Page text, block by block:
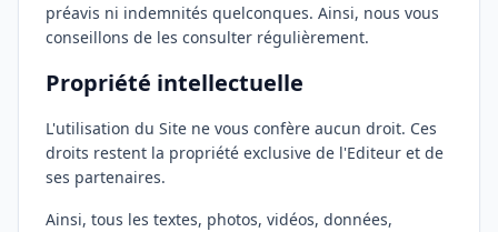
préavis ni indemnités quelconques. Ainsi, nous vous
conseillons de les consulter régulièrement.
Propriété intellectuelle
L'utilisation du Site ne vous confère aucun droit. Ces
droits restent la propriété exclusive de l'Editeur et de
ses partenaires.
Ainsi, tous les textes, photos, vidéos, données,